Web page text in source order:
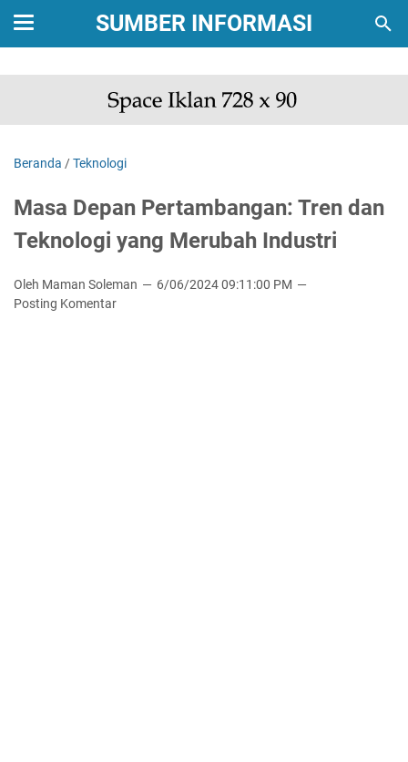
SUMBER INFORMASI
Beranda /Teknologi
Masa Depan Pertambangan: Tren dan
Teknologi yang Merubah Industri
Oleh Maman Soleman
6/06/2024 09:11:00 PM
Posting Komentar